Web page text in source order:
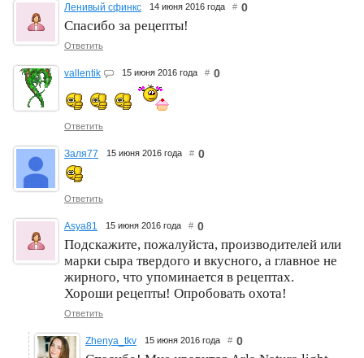
Ленивый сфинкс 14 июня 2016 года # 0
Спасибо за рецепты!
Ответить
vallentik 15 июня 2016 года # 0
Ответить
Заля77 15 июня 2016 года # 0
Ответить
Asya81 15 июня 2016 года # 0
Подскажите, пожалуйста, производителей или
марки сыра твердого и вкусного, а главное не
жирного, что упоминается в рецептах.
Хороши рецепты! Опробовать охота!
Ответить
Zhenya_tkv 15 июня 2016 года # 0